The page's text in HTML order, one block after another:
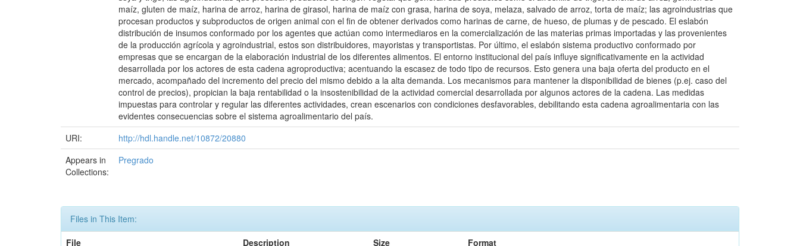
maíz, gluten de maíz, harina de arroz, harina de girasol, harina de maíz con grasa, harina de soya, melaza, salvado de arroz, torta de maíz; las agroindustrias que
procesan productos y subproductos de origen animal con el fin de obtener derivados como harinas de carne, de hueso, de plumas y de pescado. El eslabón
distribución de insumos conformado por los agentes que actúan como intermediaros en la comercialización de las materias primas importadas y las provenientes
de la producción agrícola y agroindustrial, estos son distribuidores, mayoristas y transportistas. Por último, el eslabón sistema productivo conformado por
empresas que se encargan de la elaboración industrial de los diferentes alimentos. El entorno institucional del país influye significativamente en la actividad
desarrollada por los actores de esta cadena agroproductiva; acentuando la escasez de todo tipo de recursos. Esto genera una baja oferta del producto en el
mercado, acompañado del incremento del precio del mismo debido a la alta demanda. Los mecanismos para mantener la disponibilidad de bienes (p.ej. caso del
control de precios), propician la baja rentabilidad o la insostenibilidad de la actividad comercial desarrollada por algunos actores de la cadena. Las medidas
impuestas para controlar y regular las diferentes actividades, crean escenarios con condiciones desfavorables, debilitando esta cadena agroalimentaria con las
evidentes consecuencias sobre el sistema agroalimentario del país.
URI:
http://hdl.handle.net/10872/20880
Appears in
Collections:
Pregrado
Files in This Item:
File
Description Size Format